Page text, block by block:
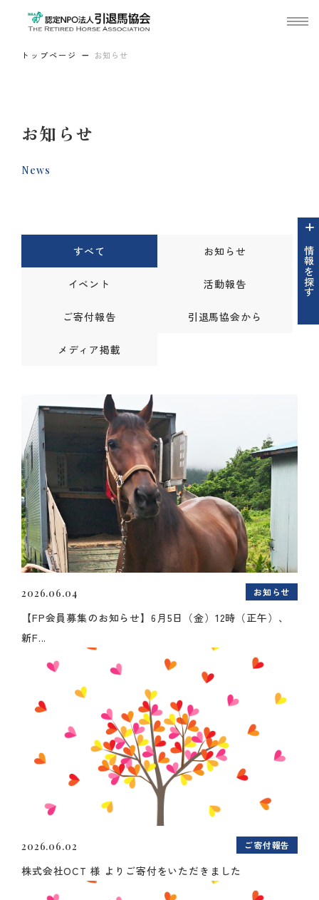
トップページ お知らせ
お知らせ
News
情報を探す
すべて お知らせ
イベント 活動報告
ご寄付報告 引退馬協会から
メディア掲載
2026.06.04 お知らせ
【FP会員募集のお知らせ】6月5日（金）12時（正午）、
新F...
2026.06.02 ご寄付報告
株式会社OCT 様 よりご寄付をいただきました